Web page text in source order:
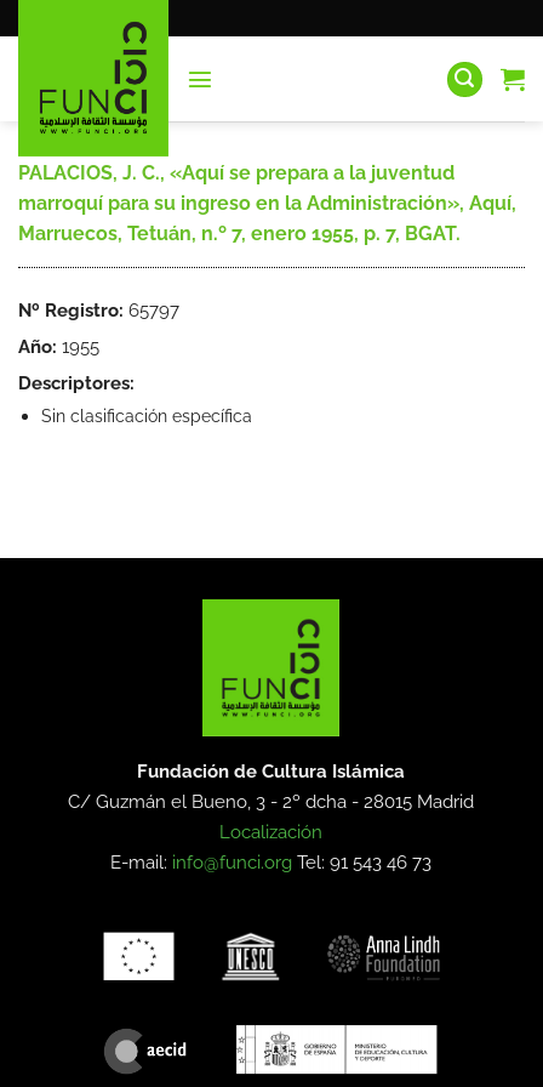
al
PALACIOS, J. C., «Aquí se prepara a la juventud
marroquí para su ingreso en la Administración», Aquí,
Marruecos, Tetuán, n.º 7, enero 1955, p. 7, BGAT.
Nº Registro: 65797
Año: 1955
Descriptores:
Sin clasificación específica
Fundación de Cultura Islámica
C/ Guzmán el Bueno, 3 - 2º dcha -28015 Madrid
Localización
E-mail: info@funci.org Tel: 91 543 46 73